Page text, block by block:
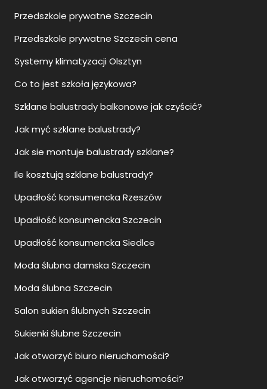
Przedszkole prywatne Szczecin
Przedszkole prywatne Szczecin cena
Systemy klimatyzacji Olsztyn
Co to jest szkoła językowa?
Szklane balustrady balkonowe jak czyścić?
Jak myć szklane balustrady?
Jak sie montuje balustrady szklane?
Ile kosztują szklane balustrady?
Upadłość konsumencka Rzeszów
Upadłość konsumencka Szczecin
Upadłość konsumencka Siedlce
Moda ślubna damska Szczecin
Moda ślubna Szczecin
Salon sukien ślubnych Szczecin
Sukienki ślubne Szczecin
Jak otworzyć biuro nieruchomości?
Jak otworzyć agencje nieruchomości?